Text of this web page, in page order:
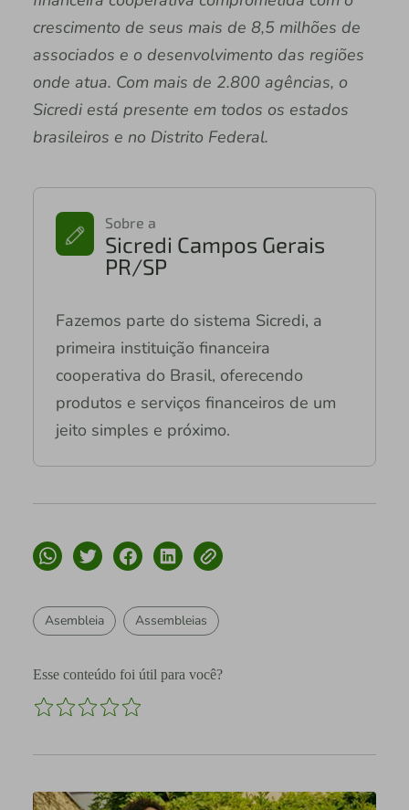
crescimento de seus mais de 8,5 milhões de
associados e o desenvolvimento das regiões
onde atua. Com mais de 2.800 agências, o
Sicredi está presente em todos os estados
brasileiros e no Distrito Federal.
Sobre a
Sicredi Campos Gerais
PR/SP
Fazemos parte do sistema Sicredi, a
primeira instituição financeira
cooperativa do Brasil, oferecendo
produtos e serviços financeiros de um
jeito simples e próximo.
Asembleia Assembleias
Esse conteúdo foi útil para você?